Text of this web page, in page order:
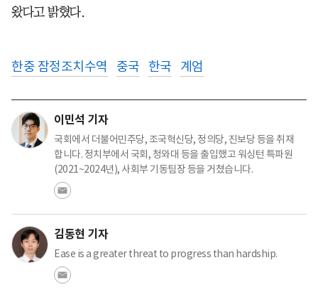
왔다고 밝혔다.
한중 잠정조치수역 중국 한국 계엄
이민석 기자
국회에서 더불어민주당, 조국혁신당, 정의당, 진보당 등을 취재
합니다. 정치부에서 국회, 청와대 등을 출입했고 워싱턴 특파원
(2021~2024년), 사회부 기동팀장 등을 거쳤습니다.
김동현 기자
Ease is a greater threat to progress than hardship.